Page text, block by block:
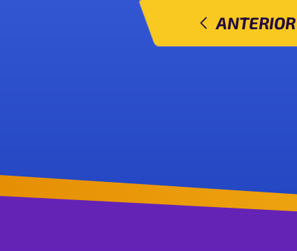
ANTERIOR